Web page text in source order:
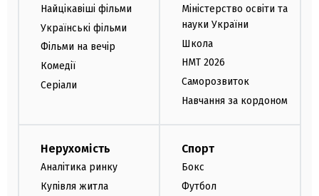
Найцікавіші фільми
Українські фільми
Фільми на вечір
Комедії
Серіали
Міністерство освіти та
науки України
Школа
НМТ 2026
Саморозвиток
Навчання за кордоном
Нерухомість
Аналітика ринку
Купівля житла
Спорт
Бокс
Футбол